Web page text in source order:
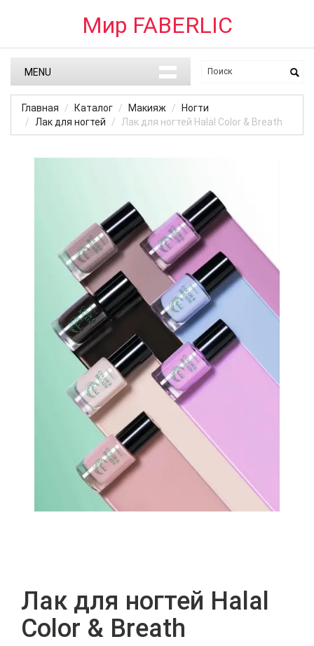
Мир FABERLIC
MENU
Главная Каталог Макияж
Ногти
Лак для ногтей
Лак для ногтей Halal Color & Breath
Лак для ногтей Halal
Color & Breath